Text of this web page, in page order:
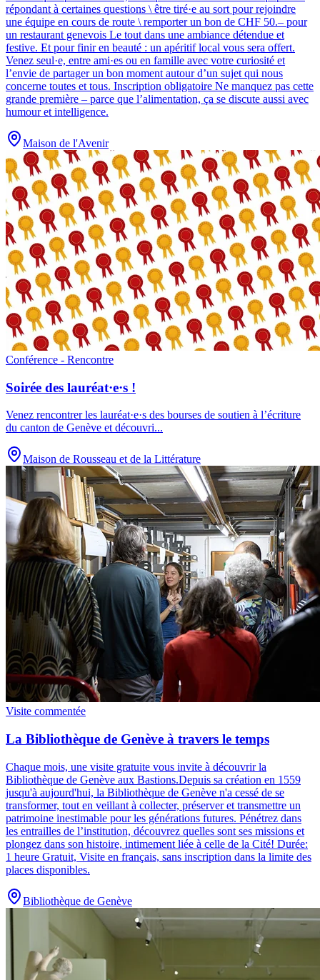
répondant à certaines questions \ être tiré·e au sort pour rejoindre
une équipe en cours de route \ remporter un bon de CHF 50.– pour
un restaurant genevois Le tout dans une ambiance détendue et
festive. Et pour finir en beauté : un apéritif local vous sera offert.
Venez seul·e, entre ami·es ou en famille avec votre curiosité et
l’envie de partager un bon moment autour d’un sujet qui nous
concerne toutes et tous. Inscription obligatoire Ne manquez pas cette
grande première – parce que l’alimentation, ça se discute aussi avec
humour et intelligence.
Maison de l'Avenir
Conférence - Rencontre
Soirée des lauréat·e·s !
Venez rencontrer les lauréat·e·s des bourses de soutien à l’écriture
du canton de Genève et découvri...
Maison de Rousseau et de la Littérature
Visite commentée
La Bibliothèque de Genève à travers le temps
Chaque mois, une visite gratuite vous invite à découvrir la
Bibliothèque de Genève aux Bastions.Depuis sa création en 1559
jusqu'à aujourd'hui, la Bibliothèque de Genève n'a cessé de se
transformer, tout en veillant à collecter, préserver et transmettre un
patrimoine inestimable pour les générations futures. Pénétrez dans
les entrailles de l’institution, découvrez quelles sont ses missions et
plongez dans son histoire, intimement liée à celle de la Cité! Durée:
1 heure Gratuit, Visite en français, sans inscription dans la limite des
places disponibles.
Bibliothèque de Genève